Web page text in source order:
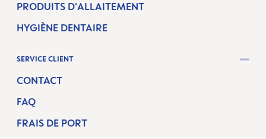
PRODUITS D'ALLAITEMENT
HYGIÈNE DENTAIRE
SERVICE CLIENT
CONTACT
FAQ
FRAIS DE PORT